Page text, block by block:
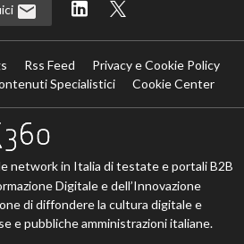
Rss Feed
Privacy e Cookie Policy
Specialistici
Cookie Center
network in Italia di testate e portali B2B
Digitale e dell’Innovazione
di diffondere la cultura digitale e
e pubbliche amministrazioni italiane.